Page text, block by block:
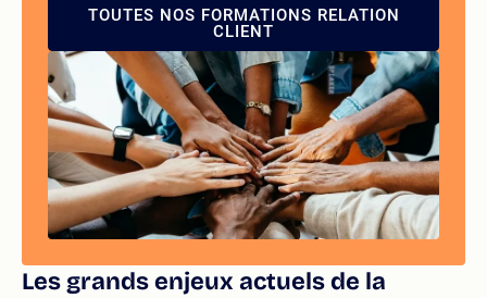
TOUTES NOS FORMATIONS RELATION
CLIENT
Les grands enjeux actuels de la